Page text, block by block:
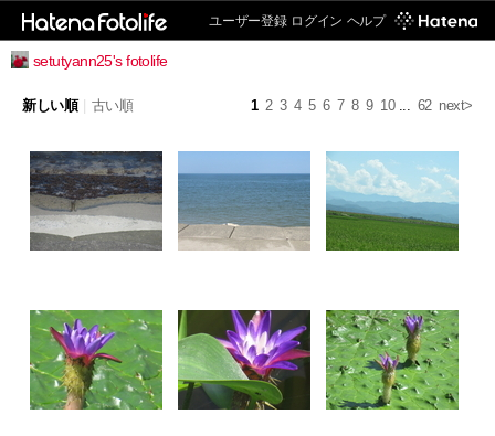
ユーザー登録 ログイン ヘルプ
setutyann25's fotolife
1 2 3 4 5 6 7 8 9 10... 62 next>
新しい順 古い順